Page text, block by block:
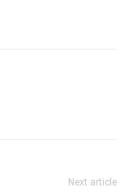
Next article